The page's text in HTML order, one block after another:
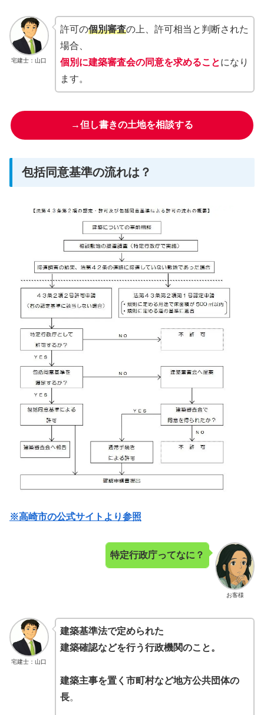
宅建士：山口
許可の個別審査の上、許可相当と判断された
場合、
個別に建築審査会の同意を求めることになり
ます。
→但し書きの土地を相談する
包括同意基準の流れは？
※高崎市の公式サイトより参照
お客様
特定行政庁ってなに？
宅建士：山口
建築基準法で定められた
建築確認などを行う行政機関のこと。
建築主事を置く市町村など地方公共団体の
長。